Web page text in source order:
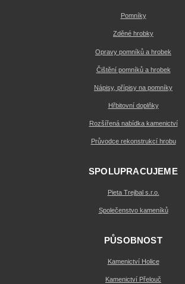
Pomníky
Zděné hrobky
Opravy pomníků a hrobek
Čištění pomníků a hrobek
Nápisy, přípisy na pomníky
Hřbitovní doplňky
Rozšířená nabídka kamenictví
Průvodce rekonstrukcí hrobu
SPOLUPRACUJEME
Pieta Trejbal s.r.o.
Společenstvo kameníků
PŮSOBNOST
Kamenictví Holice
Kamenictví Přelouč